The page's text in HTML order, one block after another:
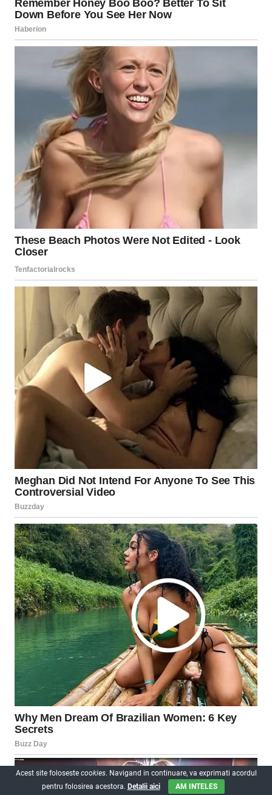
Acest site foloseste cookies. Navigand in continuare, va exprimati acordul
pentru folosirea acestora. Detalii aici AM INTELES